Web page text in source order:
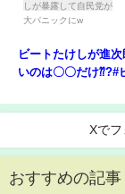
ビートたけしが進
いのは〇〇だけ⁇?#
Xでフ
おすすめの記事